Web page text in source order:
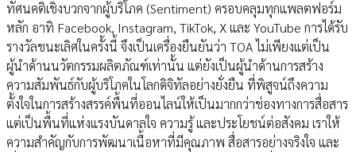
ทัศนคติเชิงบวกจากผู้บริโภค (Sentiment) ครอบคลุมทุกแพลตฟอร์ม
หลัก อาทิ Facebook, Instagram, TikTok, X และ YouTube การได้รับ
รางวัลชนะเลิศในครั้งนี้ จึงเป็นเครื่องยืนยันว่า TOA ไม่เพียงแต่เป็น
ผู้นำด้านนวัตกรรมผลิตภัณฑ์เท่านั้น แต่ยังเป็นผู้นำด้านการสร้าง
ความสัมพันธ์กับผู้บริโภคในโลกดิจิทัลอย่างยั่งยืน ที่พิสูจน์ถึงความ
ตั้งใจในการสร้างสรรค์พื้นที่ออนไลน์ให้เป็นมากกว่าช่องทางการสื่อสาร
แต่เป็นพื้นที่แห่งแรงบันดาลใจ ความรู้ และประโยชน์ต่อสังคม เราให้
ความสำคัญกับการพัฒนาเนื้อหาที่มีคุณภาพ สื่อสารอย่างจริงใจ และ